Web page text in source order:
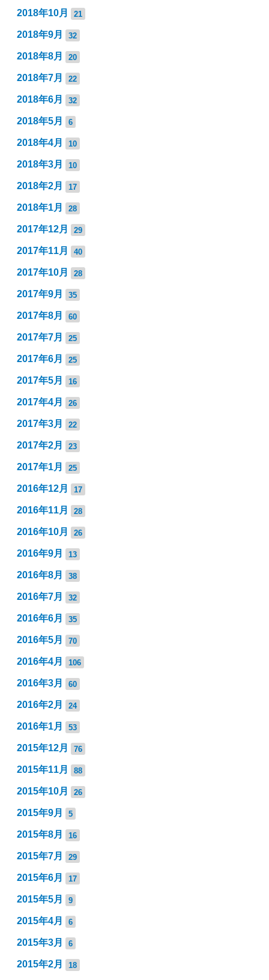
2018年10月 21
2018年9月 32
2018年8月 20
2018年7月 22
2018年6月 32
2018年5月 6
2018年4月 10
2018年3月 10
2018年2月 17
2018年1月 28
2017年12月 29
2017年11月 40
2017年10月 28
2017年9月 35
2017年8月 60
2017年7月 25
2017年6月 25
2017年5月 16
2017年4月 26
2017年3月 22
2017年2月 23
2017年1月 25
2016年12月 17
2016年11月 28
2016年10月 26
2016年9月 13
2016年8月 38
2016年7月 32
2016年6月 35
2016年5月 70
2016年4月 106
2016年3月 60
2016年2月 24
2016年1月 53
2015年12月 76
2015年11月 88
2015年10月 26
2015年9月 5
2015年8月 16
2015年7月 29
2015年6月 17
2015年5月 9
2015年4月 6
2015年3月 6
2015年2月 18